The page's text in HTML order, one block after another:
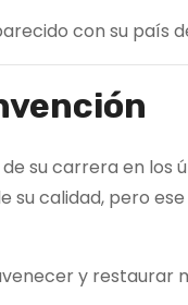
con su país
su carrera en los
su calidad, pero
y restaurar